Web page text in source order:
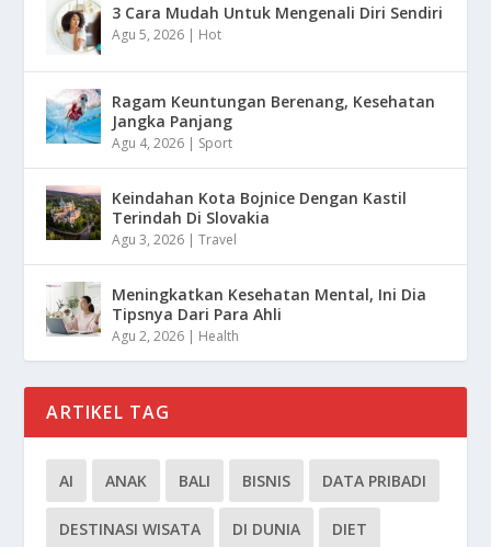
3 Cara Mudah Untuk Mengenali Diri Sendiri
Agu 5, 2026 | Hot
Ragam Keuntungan Berenang, Kesehatan
Jangka Panjang
Agu 4, 2026 | Sport
Keindahan Kota Bojnice Dengan Kastil
Terindah Di Slovakia
Agu 3, 2026 |Travel
Meningkatkan Kesehatan Mental, Ini Dia
Tipsnya Dari Para Ahli
Agu 2, 2026 | Health
ARTIKEL TAG
AI ANAK BALI BISNIS DATA PRIBADI
DESTINASI WISATA DI DUNIA DIET